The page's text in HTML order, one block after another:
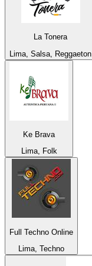
La Tonera
Lima, Salsa, Reggaeton
Ke Brava
Lima, Folk
Full Techno Online
Lima, Techno